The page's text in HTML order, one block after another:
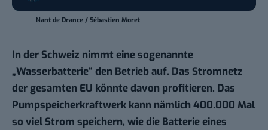
Nant de Drance / Sébastien Moret
In der Schweiz nimmt eine sogenannte
„Wasserbatterie“ den Betrieb auf. Das Stromnetz
der gesamten EU könnte davon profitieren. Das
Pumpspeicherkraftwerk kann nämlich 400.000 Mal
so viel Strom speichern, wie die Batterie eines